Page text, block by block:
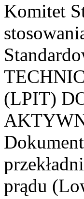
Komitet
(LPIT)
prądu